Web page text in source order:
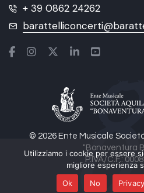
© 2026 Ente Musicale
"Bonaventura
P.IVA/C.F.:
+ 39 0862 24262
Utilizziamo i cookie per essere
migliore esperienza
Ok
No